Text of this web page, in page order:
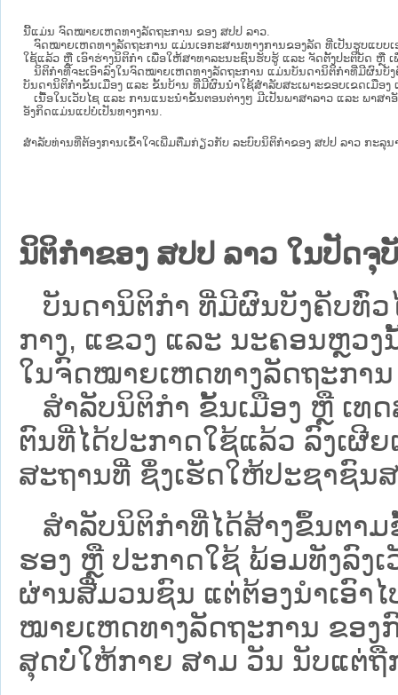
ນີ້ແມ່ນ ຈົດໝາຍເຫດທາງລັດຖະການ ຂອງ ສປປ ລາວ.
ຈົດໝາຍເຫດທາງລັດຖະການ ແມ່ນ​ເອ​ກະ​ສານ​ທາງ​ການ​ຂອງ​ລັດ ທີ່​ເປັນ​ຮູບ​ແບບ​
ໃຊ້ແລ້ວ ຫຼື ເອົາຮ່າງນິຕິກໍາ ເພື່ອໃຫ້​ສາ​ທາ​ລະ​ນະ​ຊົນ​ຮັບ​ຮູ້ ແລະ ຈັດ​ຕັ້ງ​ປະ​ຕິ​ບັດ ຫຼື
ນິ​ຕິ​ກຳ​ທີ່​ຈະ​ເອົາ​ລົງ​ໃນ​ຈົດ​ໝາຍ​ເຫດ​ທາງ​ລັດ​ຖະ​ການ ​ແມ່ນ​ບັນ​ດາ​ນິ​ຕິ​ກຳ​ທີ່​ມີ​ຜົນ​ບັ
ບັນ​ດານິ​ຕິ​ກຳ​ຂັ້ນ​ເມືອງ ແລະ ຂັ້ນ​ບ້ານ ​ທີ່​ມີ​ຜົນ​ນຳ​ໃຊ້​ສຳ​ລັບ​ສະ​ເພາະ​ຂອບ​ເຂດ​ເມືອງ
ເນື້ອໃນ​ເວັບ​ໄຊ​ ແລະ ການແນະນໍາຂັ້ນຕອນຕ່າງໆ ມີເປັນພາສາລາວ ແລະ ພາສ
ອັງກິດແມ່ນແປບໍ່ເປັນທາງການ.
ສໍາລັບທ່ານທີ່ຕ້ອງການເຂົ້າໃຈເພີ່ມຕື່ມກ່ຽວກັບ ລະບົບນິຕິກຳຂອງ ສປປ ລາວ ກະລຸນ
ນິຕິກຳຂອງ ສປປ ລາວ ໃນປັດ
ບັນດານິຕິກໍາ ທີ່ມີຜົນບັງຄັບທົ່
ກາງ, ແຂວງ ແລະ ນະຄອນຫຼວ
ໃນຈົດໝາຍເຫດທາງລັດຖະການ
ສຳລັບນິ​ຕິ​ກຳ ຂັ້ນເມືອງ ຫຼື ເທ
ຕົນທີ່ໄດ້ປະກາດໃຊ້ແລ້ວ ລົງ​ເຜີ
ສະຖານທີ່ ຊຶ່ງເຮັດໃຫ້ປະຊາຊົນສ
ສໍາລັບນິຕິກໍາທີ່ໄດ້ສ້າງຂຶ້ນຕາ
ຮອງ ຫຼື ປະກາດໃຊ້ ພ້ອມທັງລົງ
ຜ່ານສື່ມວນຊົນ ແຕ່ຕ້ອງນໍາເອົາ
ໝາຍ​ເຫດ​ທາງ​ລັດ​ຖະ​ການ​ ຂອ
ສຸດບໍ່ໃຫ້ກາຍ ສາມ ວັນ ນັບແຕ່ຖື